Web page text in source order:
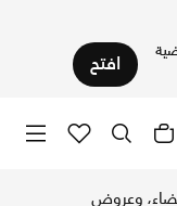
افتح
وعروض